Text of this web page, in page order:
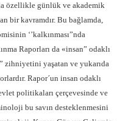
özellikle günlük ve akademik
bir kavramdır. Bu bağlamda,
‘’kalkınması”nda
Raporları da «insan” odaklı
zihniyetini yaşatan ve yukarıda
Rapor´un insan odaklı
politikaları çerçevesinde ve
bu savın desteklenmesini